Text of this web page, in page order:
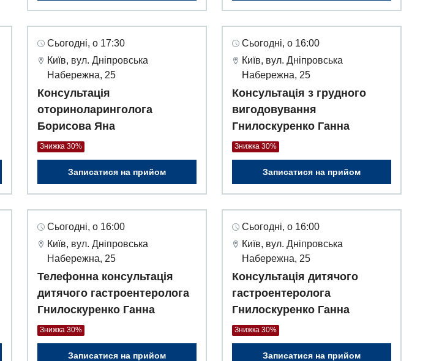
Сьогодні, о 17:30
Київ, вул. Дніпровська
Набережна, 25
Консультація
оториноларинголога
Борисова Яна
Знижка 30%
Записатися на прийом
Сьогодні, о 16:00
Київ, вул. Дніпровська
Набережна, 25
Консультація з грудного
вигодовування
Гнилоскуренко Ганна
Знижка 30%
Записатися на прийом
Сьогодні, о 16:00
Київ, вул. Дніпровська
Набережна, 25
Телефонна консультація
дитячого гастроентеролога
Гнилоскуренко Ганна
Знижка 30%
Записатися на прийом
Сьогодні, о 16:00
Київ, вул. Дніпровська
Набережна, 25
Консультація дитячого
гастроентеролога
Гнилоскуренко Ганна
Знижка 30%
Записатися на прийом